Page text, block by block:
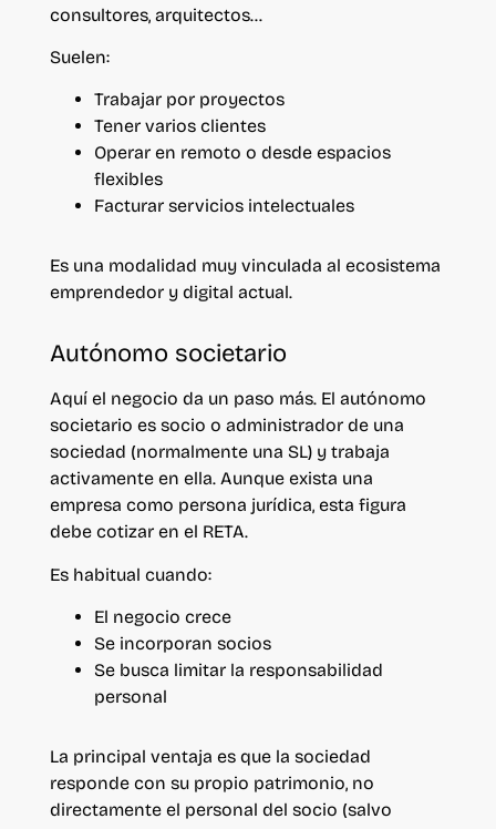
consultores, arquitectos…
Suelen:
Trabajar por proyectos
Tener varios clientes
Operar en remoto o desde espacios
flexibles
Facturar servicios intelectuales
Es una modalidad muy vinculada al ecosistema
emprendedor y digital actual.
Autónomo societario
Aquí el negocio da un paso más. El autónomo
societario es socio o administrador de una
sociedad (normalmente una SL) y trabaja
activamente en ella. Aunque exista una
empresa como persona jurídica, esta figura
debe cotizar en el RETA.
Es habitual cuando:
El negocio crece
Se incorporan socios
Se busca limitar la responsabilidad
personal
La principal ventaja es que la sociedad
responde con su propio patrimonio, no
directamente el personal del socio (salvo